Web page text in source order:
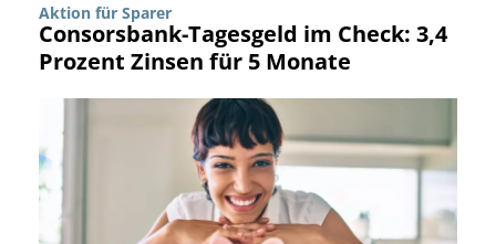
Aktion für Sparer
Consorsbank-Tagesgeld im Check: 3,4
Prozent Zinsen für 5 Monate